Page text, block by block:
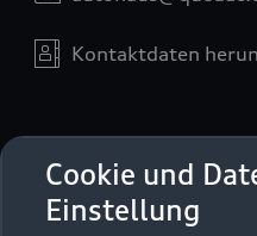
Cookie und
Einstellung
Kontaktdaten
Öffnungszeiten